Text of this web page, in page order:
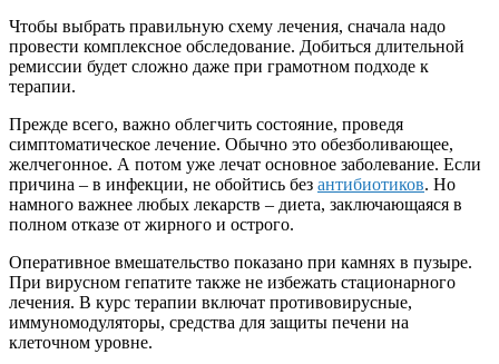
Чтобы выбрать правильную схему лечения, сначала надо
провести комплексное обследование. Добиться длительной
ремиссии будет сложно даже при грамотном подходе к
терапии.
Прежде всего, важно облегчить состояние, проведя
симптоматическое лечение. Обычно это обезболивающее,
желчегонное. А потом уже лечат основное заболевание. Если
причина – в инфекции, не обойтись без антибиотиков. Но
намного важнее любых лекарств – диета, заключающаяся в
полном отказе от жирного и острого.
Оперативное вмешательство показано при камнях в пузыре.
При вирусном гепатите также не избежать стационарного
лечения. В курс терапии включат противовирусные,
иммуномодуляторы, средства для защиты печени на
клеточном уровне.